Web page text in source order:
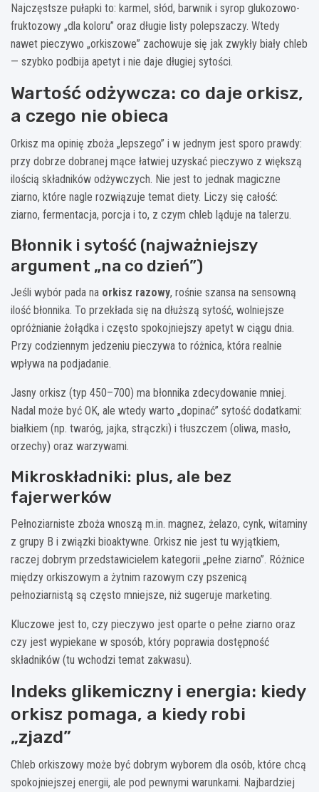
Najczęstsze pułapki to: karmel, słód, barwnik i syrop glukozowo-
fruktozowy „dla koloru” oraz długie listy polepszaczy. Wtedy
nawet pieczywo „orkiszowe” zachowuje się jak zwykły biały chleb
— szybko podbija apetyt i nie daje długiej sytości.
Wartość odżywcza: co daje orkisz,
a czego nie obieca
Orkisz ma opinię zboża „lepszego” i w jednym jest sporo prawdy:
przy dobrze dobranej mące łatwiej uzyskać pieczywo z większą
ilością składników odżywczych. Nie jest to jednak magiczne
ziarno, które nagle rozwiązuje temat diety. Liczy się całość:
ziarno, fermentacja, porcja i to, z czym chleb ląduje na talerzu.
Błonnik i sytość (najważniejszy
argument „na co dzień”)
Jeśli wybór pada na orkisz razowy, rośnie szansa na sensowną
ilość błonnika. To przekłada się na dłuższą sytość, wolniejsze
opróżnianie żołądka i często spokojniejszy apetyt w ciągu dnia.
Przy codziennym jedzeniu pieczywa to różnica, która realnie
wpływa na podjadanie.
Jasny orkisz (typ 450–700) ma błonnika zdecydowanie mniej.
Nadal może być OK, ale wtedy warto „dopinać” sytość dodatkami:
białkiem (np. twaróg, jajka, strączki) i tłuszczem (oliwa, masło,
orzechy) oraz warzywami.
Mikroskładniki: plus, ale bez
fajerwerków
Pełnoziarniste zboża wnoszą m.in. magnez, żelazo, cynk, witaminy
z grupy B i związki bioaktywne. Orkisz nie jest tu wyjątkiem,
raczej dobrym przedstawicielem kategorii „pełne ziarno”. Różnice
między orkiszowym a żytnim razowym czy pszenicą
pełnoziarnistą są często mniejsze, niż sugeruje marketing.
Kluczowe jest to, czy pieczywo jest oparte o pełne ziarno oraz
czy jest wypiekane w sposób, który poprawia dostępność
składników (tu wchodzi temat zakwasu).
Indeks glikemiczny i energia: kiedy
orkisz pomaga, a kiedy robi
„zjazd”
Chleb orkiszowy może być dobrym wyborem dla osób, które chcą
spokojniejszej energii, ale pod pewnymi warunkami. Najbardziej